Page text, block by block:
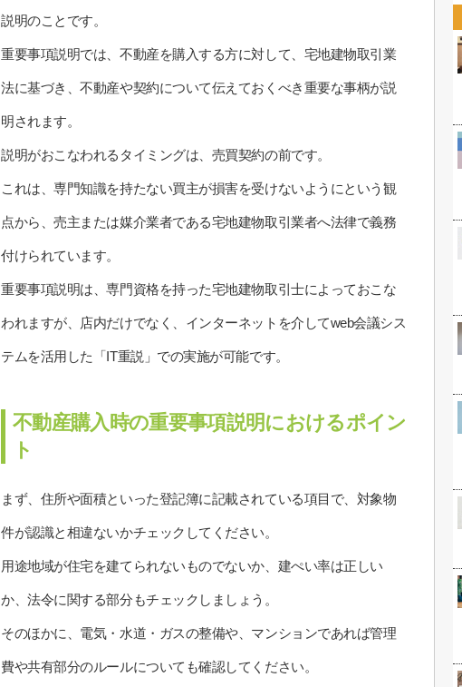
説明のことです。
重要事項説明では、不動産を購入する方に対して、宅地建物取引業
法に基づき、不動産や契約について伝えておくべき重要な事柄が説
明されます。
説明がおこなわれるタイミングは、売買契約の前です。
これは、専門知識を持たない買主が損害を受けないようにという観
点から、売主または媒介業者である宅地建物取引業者へ法律で義務
付けられています。
重要事項説明は、専門資格を持った宅地建物取引士によっておこな
われますが、店内だけでなく、インターネットを介してweb会議シス
テムを活用した「IT重説」での実施が可能です。
不動産購入時の重要事項説明におけるポイン
ト
まず、住所や面積といった登記簿に記載されている項目で、対象物
件が認識と相違ないかチェックしてください。
用途地域が住宅を建てられないものでないか、建ぺい率は正しい
か、法令に関する部分もチェックしましょう。
そのほかに、電気・水道・ガスの整備や、マンションであれば管理
費や共有部分のルールについても確認してください。